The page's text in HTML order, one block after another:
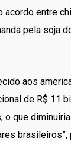
acordo entre
pela soja
aos
de R$ 11
o que
brasileiros”,